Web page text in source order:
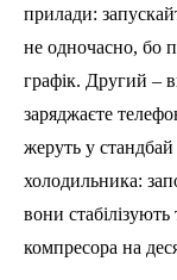
прилади:
не одночасно, бо
графік. Другий –
заряджаєте
жеруть у стандбай
холодильника:
вони
компресора на